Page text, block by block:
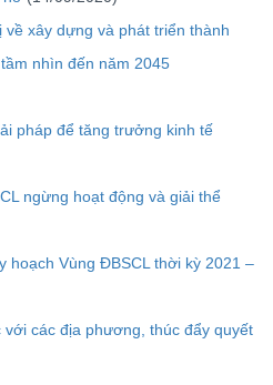
về xây dựng và phát triển thành
nhìn đến năm 2045
pháp để tăng trưởng kinh tế
ngừng hoạt động và giải thể
hoạch Vùng ĐBSCL thời kỳ 2021 –
các địa phương, thúc đẩy quyết